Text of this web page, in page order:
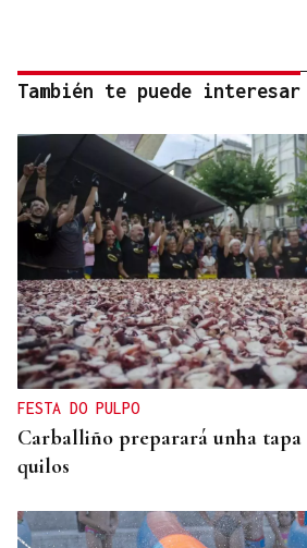
También te puede interesar
FESTA DO PULPO
Carballiño preparará unha tapa
quilos